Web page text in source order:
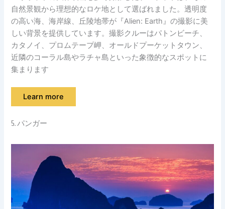
自然景観から理想的なロケ地として選ばれました。透明度
の高い海、海岸線、丘陵地帯が『Alien: Earth』の撮影に美
しい背景を提供しています。撮影クルーはパトンビーチ、
カタノイ、プロムテープ岬、オールドプーケットタウン、
近隣のコーラル島やラチャ島といった象徴的なスポットに
集まります
Learn more
5. パンガー